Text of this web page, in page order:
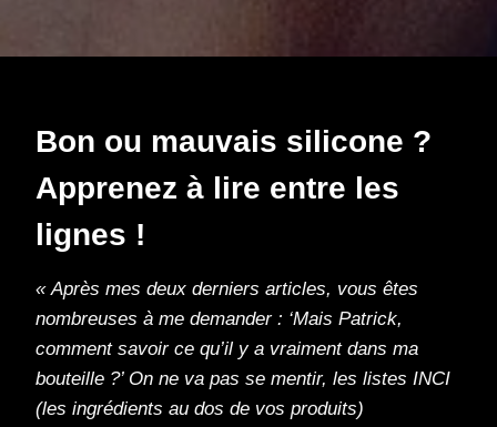
Bon ou mauvais silicone ?
Apprenez à lire entre les
lignes !
« Après mes deux derniers articles, vous êtes
nombreuses à me demander : ‘Mais Patrick,
comment savoir ce qu’il y a vraiment dans ma
bouteille ?’ On ne va pas se mentir, les listes INCI
(les ingrédients au dos de vos produits)